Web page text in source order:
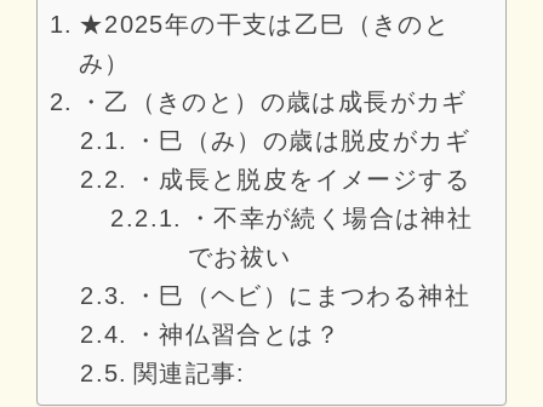
★2025年の干支は乙巳（きのと
み）
・乙（きのと）の歳は成長がカギ
・巳（み）の歳は脱皮がカギ
・成長と脱皮をイメージする
・不幸が続く場合は神社
でお祓い
・巳（ヘビ）にまつわる神社
・神仏習合とは？
関連記事: